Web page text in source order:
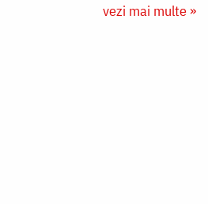
vezi mai multe »